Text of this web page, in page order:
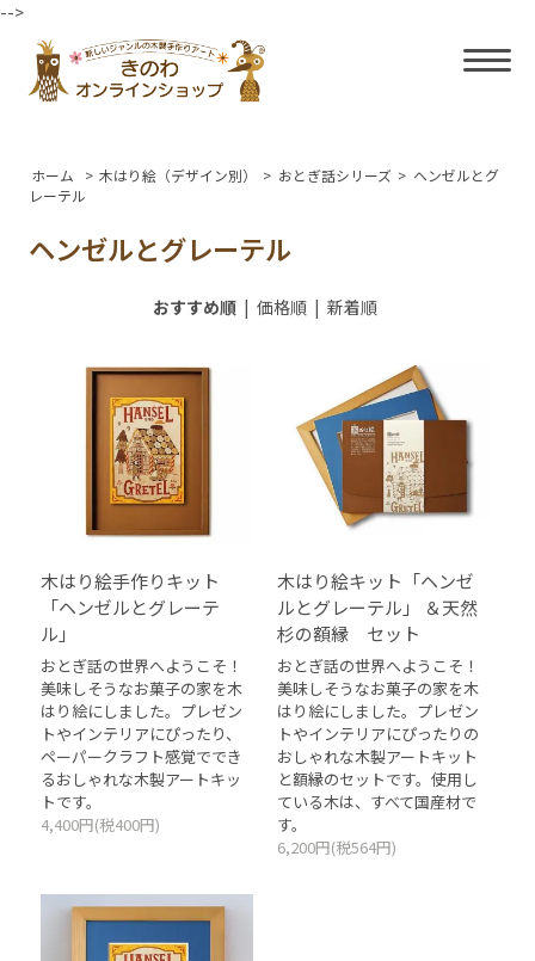
-->
ホーム > 木はり絵（デザイン別） > おとぎ話シリーズ > ヘンゼルとグ
レーテル
ヘンゼルとグレーテル
おすすめ順| 価格順| 新着順
木はり絵手作りキット
「ヘンゼルとグレーテ
ル」
おとぎ話の世界へようこそ！
美味しそうなお菓子の家を木
はり絵にしました。プレゼン
トやインテリアにぴったり、
ペーパークラフト感覚ででき
るおしゃれな木製アートキッ
トです。
4,400円(税400円)
木はり絵キット「ヘンゼ
ルとグレーテル」 ＆天然
杉の額縁 セット
おとぎ話の世界へようこそ！
美味しそうなお菓子の家を木
はり絵にしました。プレゼン
トやインテリアにぴったりの
おしゃれな木製アートキット
と額縁のセットです。使用し
ている木は、すべて国産材で
す。
6,200円(税564円)